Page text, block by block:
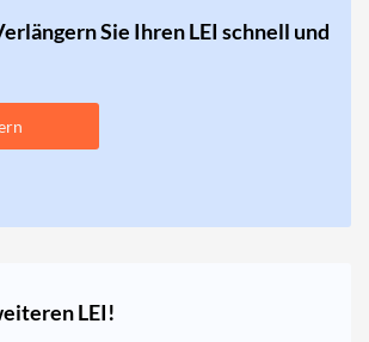
Sie Ihren LEI schnell und
LEI!